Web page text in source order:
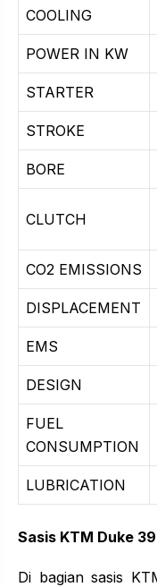
COOLING
POWER IN KW
STARTER
STROKE
BORE
CLUTCH
CO2 EMISSIONS
DISPLACEMENT
EMS
DESIGN
FUEL
CONSUMPTION
LUBRICATION
Sasis KTM Duke
Di bagian sasis